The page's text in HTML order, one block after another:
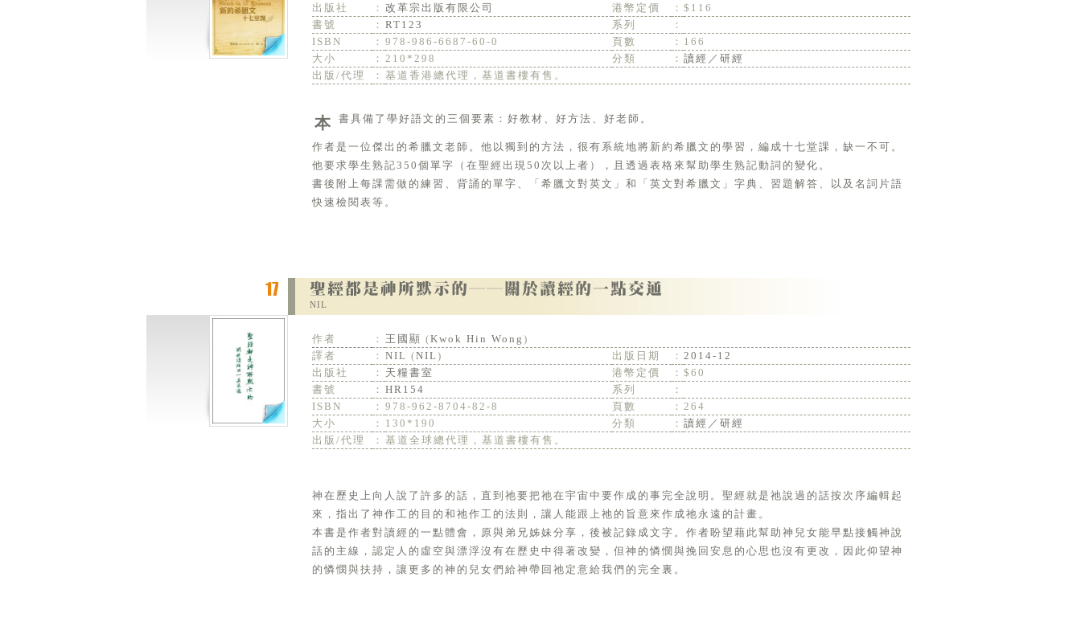
出版社
： 改革宗出版有限公司 港幣定價 ： $116
書號
： RT123 系列
：
ISBN
： 978-986-6687-60-0 頁數 ： 166
大小
： 210*298 分類 ： 讀經／研經
出版/代理
： 基道香港總代理，基道書樓有售。
本書具備了學好語文的三個要素：好教材、好方法、好老師。
作者是一位傑出的希臘文老師。他以獨到的方法，很有系統地將新約希臘文的學習，編成十七堂課，缺一不可。
他要求學生熟記350個單字（在聖經出現50次以上者），且透過表格來幫助學生熟記動詞的變化。
書後附上每課需做的練習、背誦的單字、「希臘文對英文」和「英文對希臘文」字典、習題解答、以及名詞片語
快速檢閱表等。
NIL
作者 ： 王國顯 (Kwok Hin Wong )
譯者
： NIL (NIL ) 出版日期 ： 2014-12
出版社
： 天糧書室 港幣定價 ： $60
書號
： HR154 系列
：
ISBN
： 978-962-8704-82-8 頁數 ： 264
大小
： 130*190 分類 ： 讀經／研經
出版/代理
： 基道全球總代理，基道書樓有售。
神在歷史上向人說了許多的話，直到祂要把祂在宇宙中要作成的事完全說明。聖經就是祂說過的話按次序編輯起
來，指出了神作工的目的和祂作工的法則，讓人能跟上祂的旨意來作成祂永遠的計畫。
本書是作者對讀經的一點體會，原與弟兄姊妹分享，後被記錄成文字。作者盼望藉此幫助神兒女能早點接觸神說
話的主線，認定人的虛空與漂浮沒有在歷史中得著改變，但神的憐憫與挽回安息的心思也沒有更改，因此仰望神
的憐憫與扶持，讓更多的神的兒女們給神帶回祂定意給我們的完全裏。